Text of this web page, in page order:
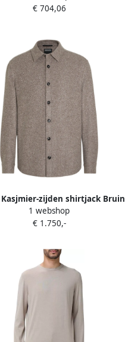
€ 704,06
zijden shirtjack Bruin
1 webshop
€ 1.750,-